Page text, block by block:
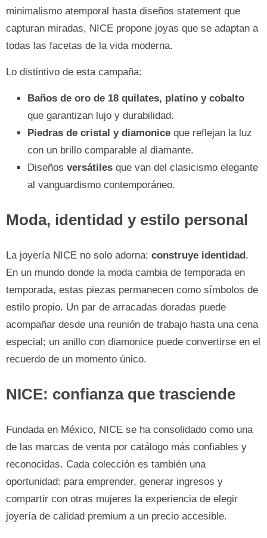
minimalismo atemporal hasta diseños statement que
capturan miradas, NICE propone joyas que se adaptan a
todas las facetas de la vida moderna.
Lo distintivo de esta campaña:
Baños de oro de 18 quilates, platino y cobalto
que garantizan lujo y durabilidad.
Piedras de cristal y diamonice que reflejan la luz
con un brillo comparable al diamante.
Diseños versátiles que van del clasicismo elegante
al vanguardismo contemporáneo.
Moda, identidad y estilo personal
La joyería NICE no solo adorna: construye identidad.
En un mundo donde la moda cambia de temporada en
temporada, estas piezas permanecen como símbolos de
estilo propio. Un par de arracadas doradas puede
acompañar desde una reunión de trabajo hasta una cena
especial; un anillo con diamonice puede convertirse en el
recuerdo de un momento único.
NICE: confianza que trasciende
Fundada en México, NICE se ha consolidado como una
de las marcas de venta por catálogo más confiables y
reconocidas. Cada colección es también una
oportunidad: para emprender, generar ingresos y
compartir con otras mujeres la experiencia de elegir
joyería de calidad premium a un precio accesible.